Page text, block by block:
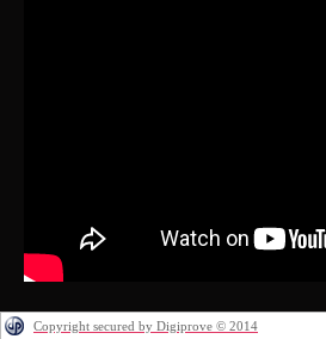
Copyright secured by Digiprove © 2014